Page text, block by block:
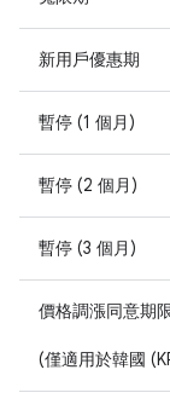
新用戶優惠期
暫停 (1 個月)
暫停 (2 個月)
暫停 (3 個月)
價格調漲同意期
(僅適用於韓國